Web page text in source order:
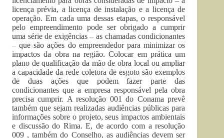
licença prévia, a licença de instalação e a licença de
operação. Em cada uma dessas etapas, o responsável
pelo empreendimento pode ser obrigado a cumprir
uma série de exigências – as chamadas condicionantes
– que são ações do empreendedor para minimizar os
impactos da obra na região. Colocar em prática um
plano de qualificação da mão de obra local ou ampliar
a capacidade da rede coletora de esgoto são exemplos
de duas ações que podem fazer parte das
condicionantes que a empresa responsável pela obra
precisa cumprir. A resolução 001 do Conama prevê
também que sejam realizadas audiências públicas para
informações sobre o projeto, seus impactos ambientais
e discussão do Rima. E, de acordo com a resolução
009 , também do Conselho, as audiências devem ser